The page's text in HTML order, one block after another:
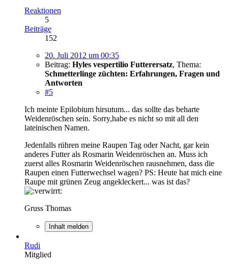
Reaktionen
5
Beiträge
152
20. Juli 2012 um 00:35
Beitrag: Hyles vespertilio Futterersatz, Thema:
Schmetterlinge züchten: Erfahrungen, Fragen und
Antworten
#5
Ich meinte Epilobium hirsutum... das sollte das beharte
Weidenröschen sein. Sorry,habe es nicht so mit all den
lateinischen Namen.
Jedenfalls rühren meine Raupen Tag oder Nacht, gar kein
anderes Futter als Rosmarin Weidenröschen an. Muss ich
zuerst alles Rosmarin Weidenröschen rausnehmen, dass die
Raupen einen Futterwechsel wagen? PS: Heute hat mich eine
Raupe mit grünen Zeug angekleckert... was ist das?
Gruss Thomas
Inhalt melden
Rudi
Mitglied